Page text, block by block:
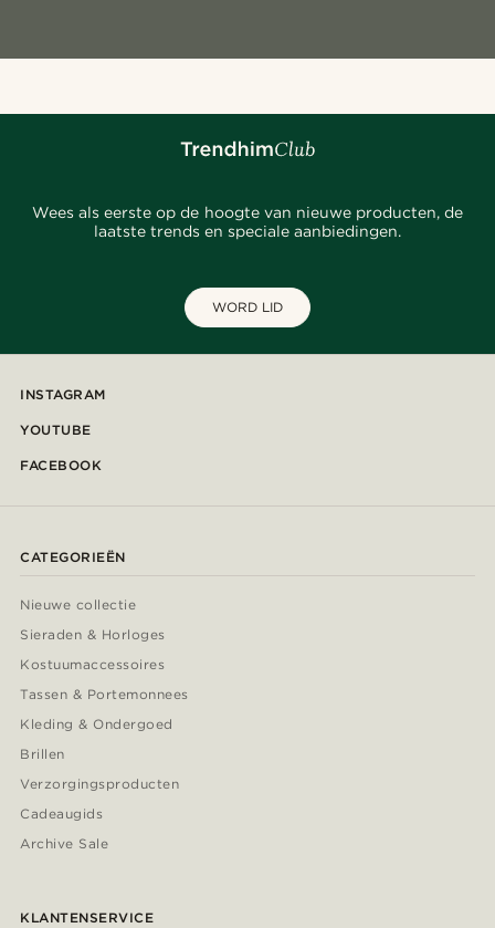
Wees als eerste op de hoogte van nieuwe producten, de
laatste trends en speciale aanbiedingen.
WORD LID
INSTAGRAM
YOUTUBE
FACEBOOK
CATEGORIEËN
Nieuwe collectie
Sieraden & Horloges
Kostuumaccessoires
Tassen & Portemonnees
Kleding & Ondergoed
Brillen
Verzorgingsproducten
Cadeaugids
Archive Sale
KLANTENSERVICE